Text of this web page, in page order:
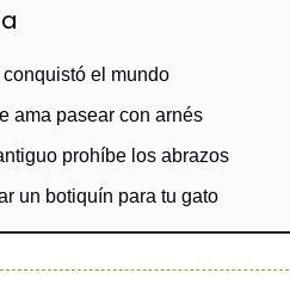
el mundo
ama pasear con arnés
prohíbe los abrazos
un botiquín para tu gato